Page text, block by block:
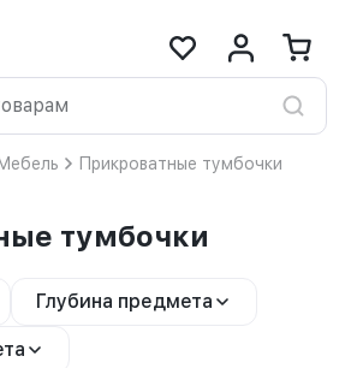
Мебель Прикроватные тумбочки
тумбочки
Глубина предмета